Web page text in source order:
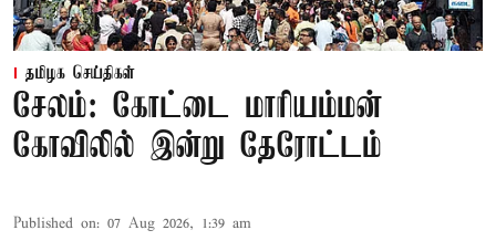
தமிழக செய்திகள்
சேலம்: கோட்டை மாரியம்மன்
கோவிலில் இன்று தேரோட்டம்
Published on: 07 Aug 2026, 1:39 am